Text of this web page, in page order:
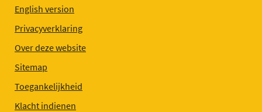
English version
Privacyverklaring
Over deze website
Sitemap
Toegankelijkheid
Klacht indienen